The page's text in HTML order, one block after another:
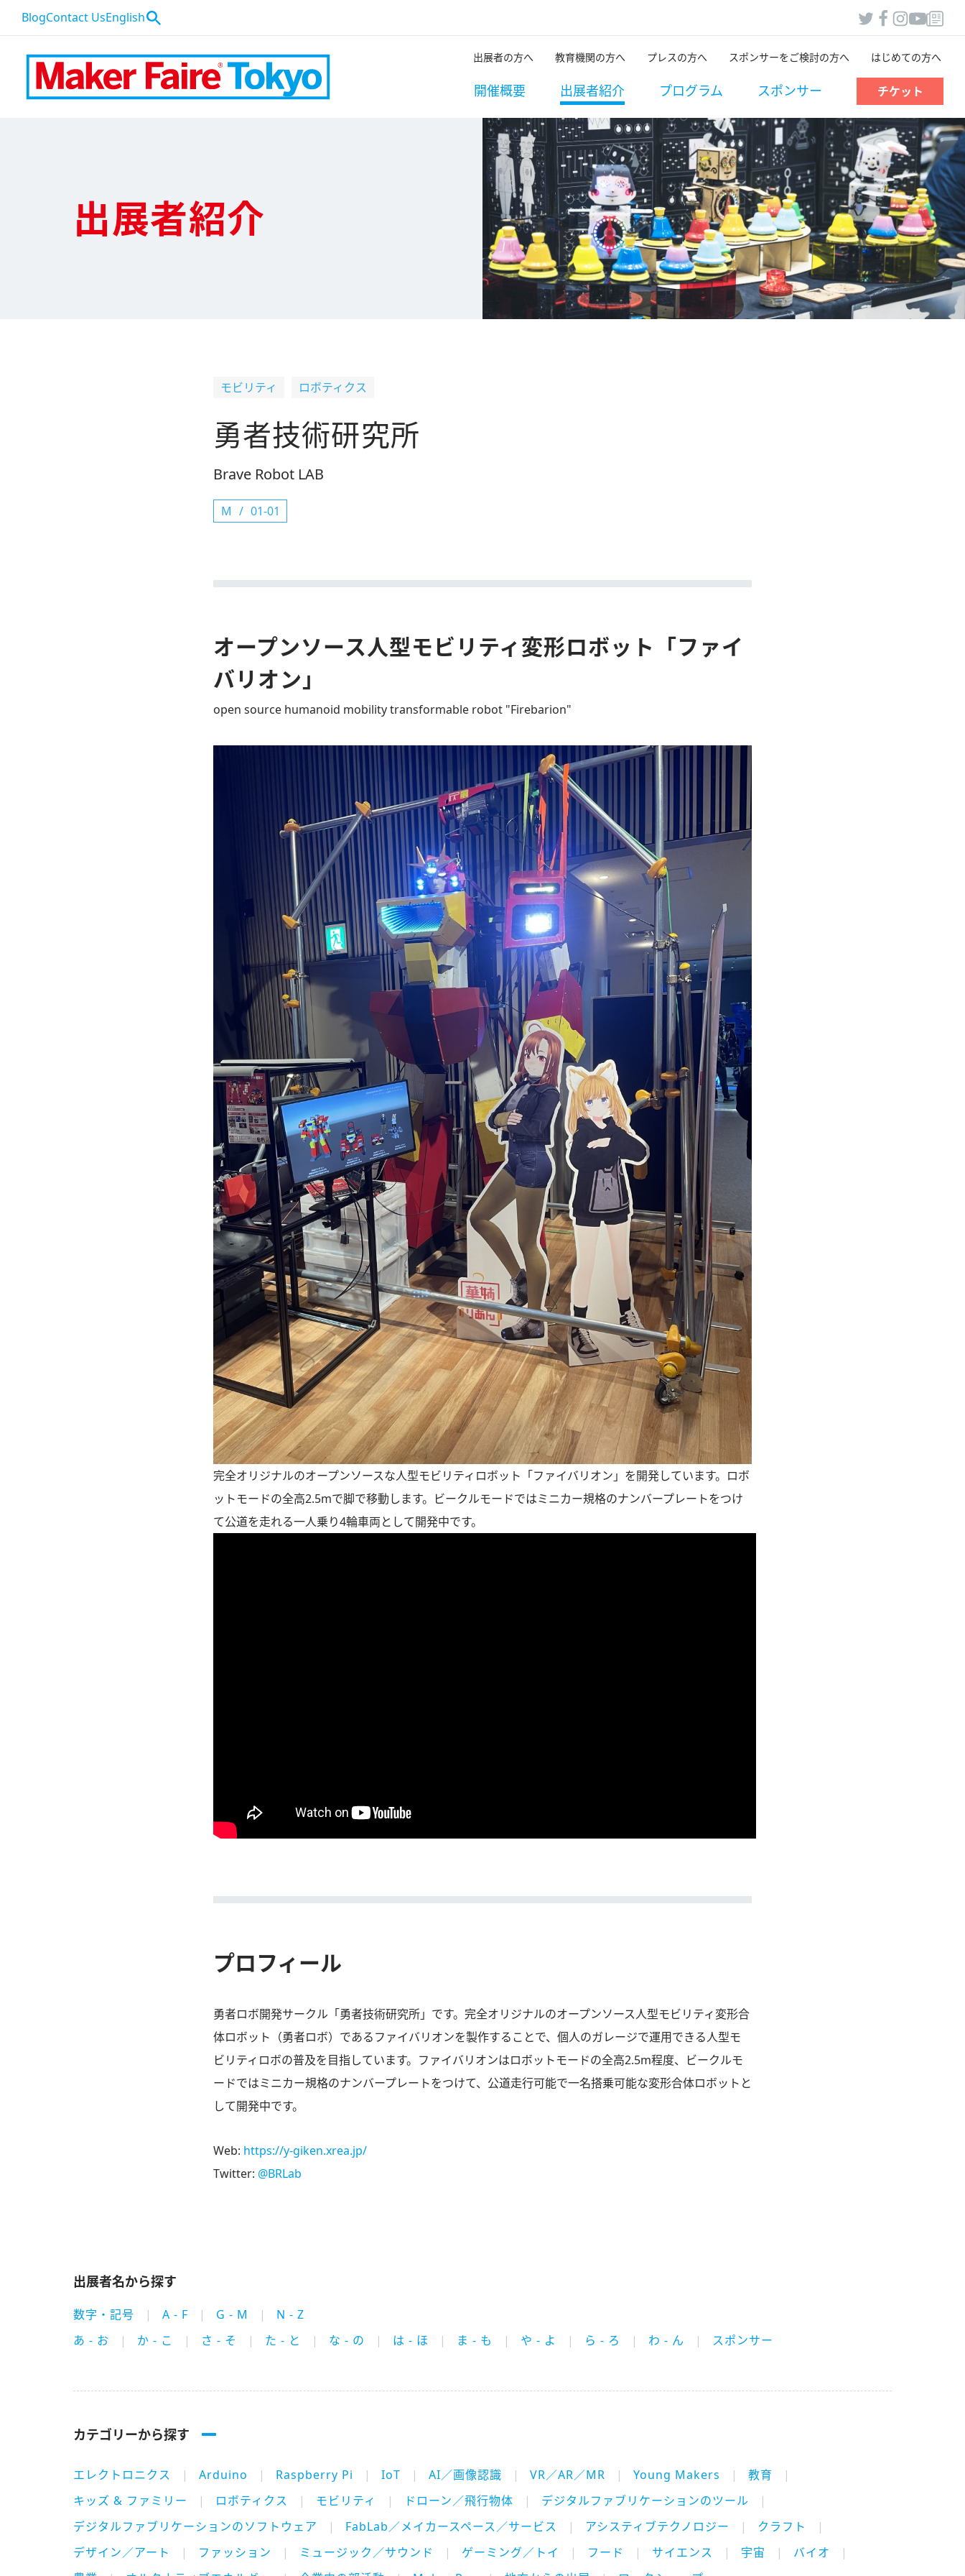
BlogContact UsEnglish
出展者の方へ 教育機関の方へ プレスの方へ スポンサーをご検討の方へ はじめての方へ
開催概要 出展者紹介 プログラム スポンサー チケット
出展者紹介
モビリティ ロボティクス
勇者技術研究所
Brave Robot LAB
M 01-01
オープンソース人型モビリティ変形ロボット「ファイ
バリオン」
open source humanoid mobility transformable robot "Firebarion"
完全オリジナルのオープンソースな人型モビリティロボット「ファイバリオン」を開発しています。ロボ
ットモードの全高2.5mで脚で移動します。ビークルモードではミニカー規格のナンバープレートをつけ
て公道を走れる一人乗り4輪車両として開発中です。
プロフィール
勇者ロボ開発サークル「勇者技術研究所」です。完全オリジナルのオープンソース人型モビリティ変形合
体ロボット（勇者ロボ）であるファイバリオンを製作することで、個人のガレージで運用できる人型モ
ビリティロボの普及を目指しています。ファイバリオンはロボットモードの全高2.5m程度、ビークルモ
ードではミニカー規格のナンバープレートをつけて、公道走行可能で一名搭乗可能な変形合体ロボットと
して開発中です。
Web: https://y-giken.xrea.jp/
Twitter: @BRLab
出展者名から探す
数字・記号 A - F G - M
N - Z
あ - お
か - こ さ - そ た - と な - の は - ほ ま - も や - よ ら - ろ わ - ん スポンサー
カテゴリーから探す
エレクトロニクス Arduino Raspberry Pi IoT AI／画像認識 VR／AR／MR Young Makers
教育
キッズ & ファミリー
ロボティクス モビリティ ドローン／飛行物体
デジタルファブリケーションのツール
デジタルファブリケーションのソフトウェア
FabLab／メイカースペース／サービス アシスティブテクノロジー
クラフト
デザイン／アート
ファッション ミュージック／サウンド ゲーミング／トイ フード サイエンス 宇宙
バイオ